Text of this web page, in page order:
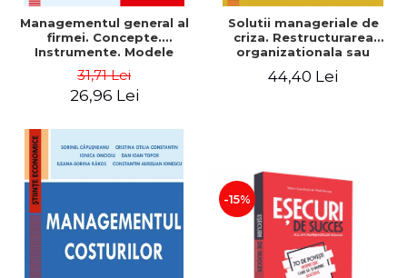
Managementul general al
firmei. Concepte.
Instrumente. Modele
31,71 Lei
26,96 Lei
Solutii manageriale de
criza. Restructurarea
organizationala sau
44,40 Lei
-15%